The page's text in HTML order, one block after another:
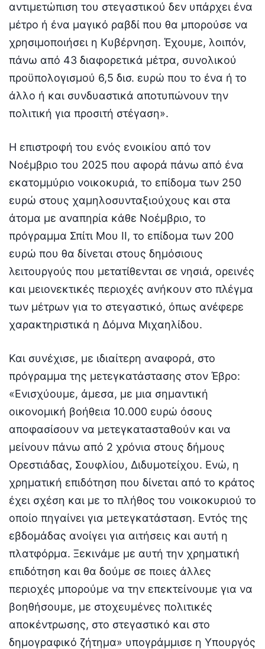
αντιμετώπιση του στεγαστικού δεν υπάρχει ένα
μέτρο ή ένα μαγικό ραβδί που θα μπορούσε να
χρησιμοποιήσει η Κυβέρνηση. Έχουμε, λοιπόν,
πάνω από 43 διαφορετικά μέτρα, συνολικού
προϋπολογισμού 6,5 δισ. ευρώ που το ένα ή το
άλλο ή και συνδυαστικά αποτυπώνουν την
πολιτική για προσιτή στέγαση».
Η επιστροφή του ενός ενοικίου από τον
Νοέμβριο του 2025 που αφορά πάνω από ένα
εκατομμύριο νοικοκυριά, το επίδομα των 250
ευρώ στους χαμηλοσυνταξιούχους και στα
άτομα με αναπηρία κάθε Νοέμβριο, το
πρόγραμμα Σπίτι Μου ΙΙ, το επίδομα των 200
ευρώ που θα δίνεται στους δημόσιους
λειτουργούς που μετατίθενται σε νησιά, ορεινές
και μειονεκτικές περιοχές ανήκουν στο πλέγμα
των μέτρων για το στεγαστικό, όπως ανέφερε
χαρακτηριστικά η Δόμνα Μιχαηλίδου.
Και συνέχισε, με ιδιαίτερη αναφορά, στο
πρόγραμμα της μετεγκατάστασης στον Έβρο:
«Ενισχύουμε, άμεσα, με μια σημαντική
οικονομική βοήθεια 10.000 ευρώ όσους
αποφασίσουν να μετεγκατασταθούν και να
μείνουν πάνω από 2 χρόνια στους δήμους
Ορεστιάδας, Σουφλίου, Διδυμοτείχου. Ενώ, η
χρηματική επιδότηση που δίνεται από το κράτος
έχει σχέση και με το πλήθος του νοικοκυριού το
οποίο πηγαίνει για μετεγκατάσταση. Εντός της
εβδομάδας ανοίγει για αιτήσεις και αυτή η
πλατφόρμα. Ξεκινάμε με αυτή την χρηματική
επιδότηση και θα δούμε σε ποιες άλλες
περιοχές μπορούμε να την επεκτείνουμε για να
βοηθήσουμε, με στοχευμένες πολιτικές
αποκέντρωσης, στο στεγαστικό και στο
δημογραφικό ζήτημα» υπογράμμισε η Υπουργός